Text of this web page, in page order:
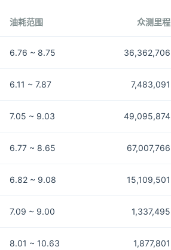
油耗范围 众测里程
6.76 ~ 8.75 36,362,706
6.11 ~ 7.87 7,483,091
7.05 ~ 9.03 49,095,874
6.77 ~ 8.65 67,007,766
6.82 ~ 9.08 15,109,501
7.09 ~ 9.00 1,337,495
8.01 ~ 10.63 1,877,801